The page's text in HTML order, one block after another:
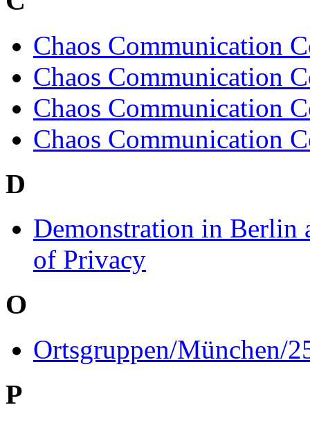
Chaos Communication
Chaos Communication
Chaos Communication
Chaos Communication
D
Demonstration in Berlin
of Privacy
O
Ortsgruppen/München/
P